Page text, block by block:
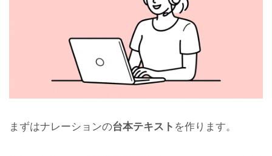
まずはナレーションの台本テキスト を作ります。